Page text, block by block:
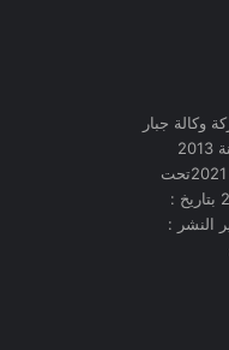
وكالة جبار
للاشهار الدعاية التجارية و الخدمات جادت, تأسست سنة 2013
وأعتمدت من طرف وزارة الاتصال بتاريخ:11أفريل سنة 2021تحت
رقم : 321/م,و,ا,ّو,ا/21 وتكيفت مع قانون الاعلام 2023 بتاريخ :
اعتماد رقم : 07/م,و,إ/و,إ/24 مدير النشر :